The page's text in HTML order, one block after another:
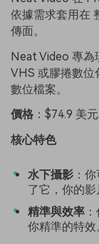
依據需求套用在
傳面。
Neat Video 專為
VHS 或膠捲數位
數位檔案。
價格 ：$74.9 美
核心特色
水下攝影 ：
了它，你的影
精準與效率
你精準的特效